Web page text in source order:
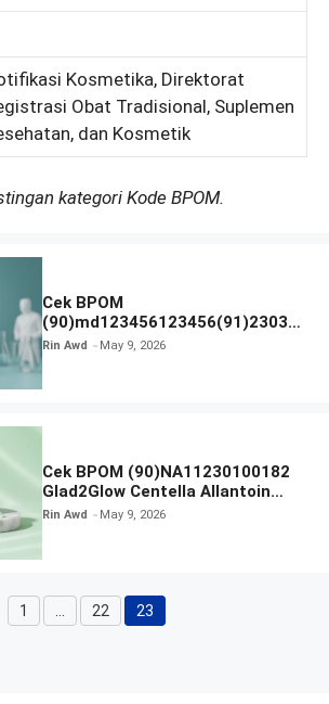
Kosmetika, Direktorat
Obat Tradisional, Suplemen
dan Kosmetik
kategori Kode BPOM.
Cek BPOM
(90)md123456123456(91)23031
2 Apakah Terdaftar?
Rin Awd May 9, 2026
Cek BPOM (90)NA11230100182
Glad2Glow Centella Allantoin
Soothing Gel Moisturizer
Rin Awd May 9, 2026
Page
1 Page
22 Page
23